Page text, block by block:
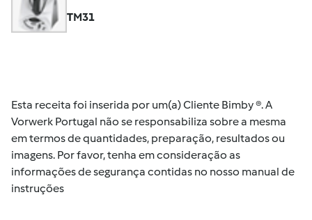
TM31
Esta receita foi inserida por um(a) Cliente Bimby ®. A
Vorwerk Portugal não se responsabiliza sobre a mesma
em termos de quantidades, preparação, resultados ou
imagens. Por favor, tenha em consideração as
informações de segurança contidas no nosso manual de
instruções